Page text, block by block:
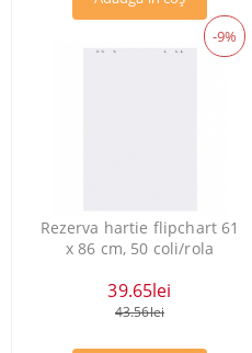
Rezerva hartie flipchart 61
x 86 cm, 50 coli/rola
-9%
39.65lei
43.56lei